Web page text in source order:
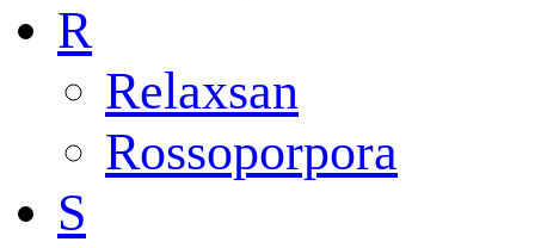
R
Relaxsan
Rossoporpora
S